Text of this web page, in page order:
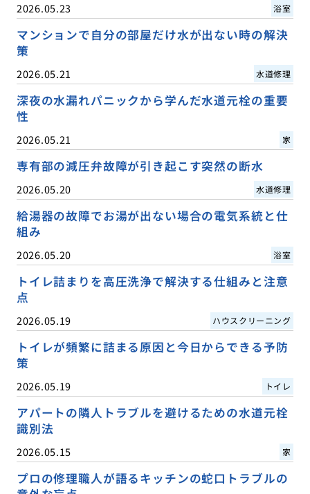
2026.05.23 浴室
マンションで自分の部屋だけ水が出ない時の解決
策
2026.05.21 水道修理
深夜の水漏れパニックから学んだ水道元栓の重要
性
2026.05.21 家
専有部の減圧弁故障が引き起こす突然の断水
2026.05.20 水道修理
給湯器の故障でお湯が出ない場合の電気系統と仕
組み
2026.05.20 浴室
トイレ詰まりを高圧洗浄で解決する仕組みと注意
点
2026.05.19 ハウスクリーニング
トイレが頻繁に詰まる原因と今日からできる予防
策
2026.05.19 トイレ
アパートの隣人トラブルを避けるための水道元栓
識別法
2026.05.15 家
プロの修理職人が語るキッチンの蛇口トラブルの